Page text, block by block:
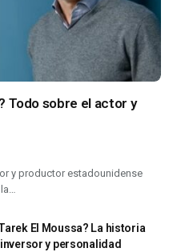
Todo sobre el actor y
y productor estadounidense
El Moussa? La historia
y personalidad